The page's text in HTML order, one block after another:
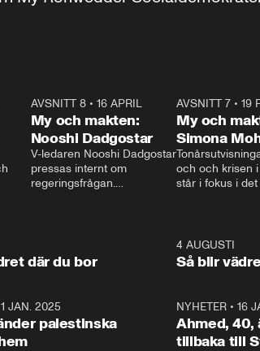
AVSNITT 8• 16 APRIL
My och makten:
Nooshi Dadgostar
V-ledaren Nooshi Dadgostar
pressas internt om
regeringsfrågan.
– Vi ställer upp i val. Ska vi
vara med så sitter vi förstås
AVSNITT 7• 19
My och
Simona
och och krisen
står i fokus i
kommentator My
Rohwedder
utbildnings- och
Mohamsson till
där du bor
4 AUGUSTI
Så blir
JAN. 2025
palestinska
NYHETER• 16
Ahmed, 40,
tillbaka till